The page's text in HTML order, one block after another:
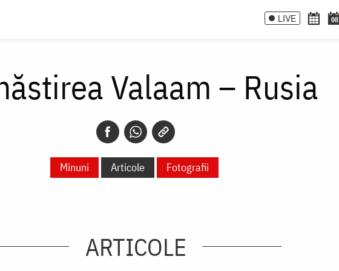
LIVE 08
Valaam – Rusia
Minuni Articole Fotografii
ARTICOLE